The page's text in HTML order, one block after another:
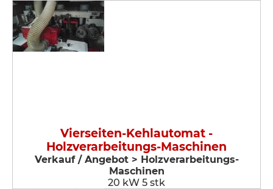
Vierseiten-Kehlautomat -
Holzverarbeitungs-Maschinen
Verkauf / Angebot > Holzverarbeitungs-
Maschinen
20 kW 5 stk